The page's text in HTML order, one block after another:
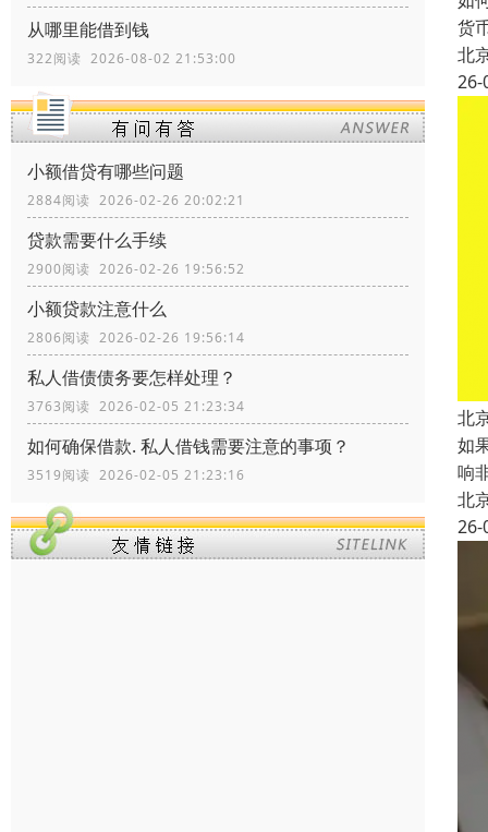
从哪里能借到钱
322阅读 2026-08-02 21:53:00
小额借贷有哪些问题
2884阅读 2026-02-26 20:02:21
贷款需要什么手续
2900阅读 2026-02-26 19:56:52
小额贷款注意什么
2806阅读 2026-02-26 19:56:14
私人借债债务要怎样处理？
3763阅读 2026-02-05 21:23:34
如何确保借款. 私人借钱需要注意的事项？
3519阅读 2026-02-05 21:23:16
货
北
26-
北
如
响
北
26-